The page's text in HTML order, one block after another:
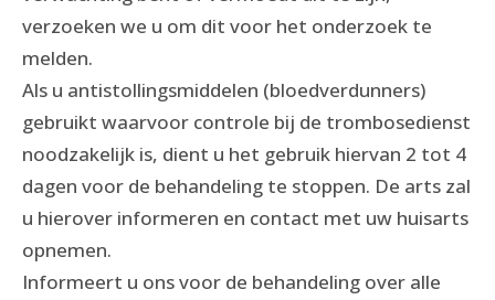
verzoeken we u om dit voor het onderzoek te
melden.
Als u antistollingsmiddelen (bloedverdunners)
gebruikt waarvoor controle bij de trombosedienst
noodzakelijk is, dient u het gebruik hiervan 2 tot 4
dagen voor de behandeling te stoppen. De arts zal
u hierover informeren en contact met uw huisarts
opnemen.
Informeert u ons voor de behandeling over alle